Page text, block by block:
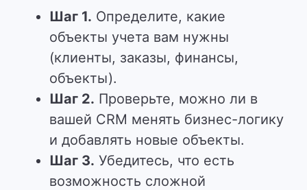
Шаг 1. Определите, какие
объекты учета вам нужны
(клиенты, заказы, финансы,
объекты).
Шаг 2. Проверьте, можно ли в
вашей CRM менять бизнес-логику
и добавлять новые объекты.
Шаг 3. Убедитесь, что есть
возможность сложной